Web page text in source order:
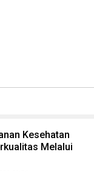
Kesehatan
Melalui